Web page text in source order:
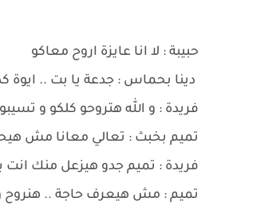
حبيبة : لا انا عايزة اروح معاكو
دينا بحماس : جدعة يا بت .. ايوة
فريدة : و الله هتروحو كلكو و
تميم بخبث : تعالي معانا مش
فريدة : تميم جدو هيزعل منك انت
تميم : مش هيعرف حاجة .. هنروح